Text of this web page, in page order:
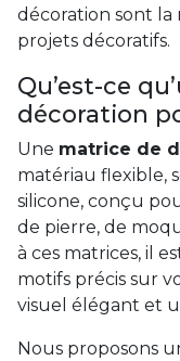
décoration sont
projets décoratifs.
Qu’est-ce
décoration
Une matrice de
matériau flexible,
silicone, conçu
de pierre, de
à ces matrices, il
motifs précis sur
visuel élégant et
Nous proposons